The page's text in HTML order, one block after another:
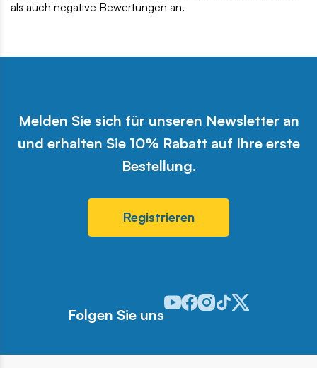
als auch negative Bewertungen an.
Melden Sie sich für unseren Newsletter an
und erhalten Sie 10% Rabatt auf Ihre erste
Bestellung.
Registrieren
Folgen Sie uns
Odwiedź nasz profil w serwisie
Odwiedź nasz profil w
Odwiedź nasz profil w
Odwiedź nasz profil
Odwiedź nasz